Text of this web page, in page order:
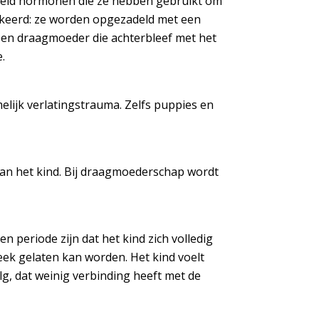
ze worden opgezadeld met een
draagmoeder die achterbleef met het
verlatingstrauma. Zelfs puppies en
het kind. Bij draagmoederschap wordt
periode zijn dat het kind zich volledig
gelaten kan worden. Het kind voelt
dat weinig verbinding heeft met de